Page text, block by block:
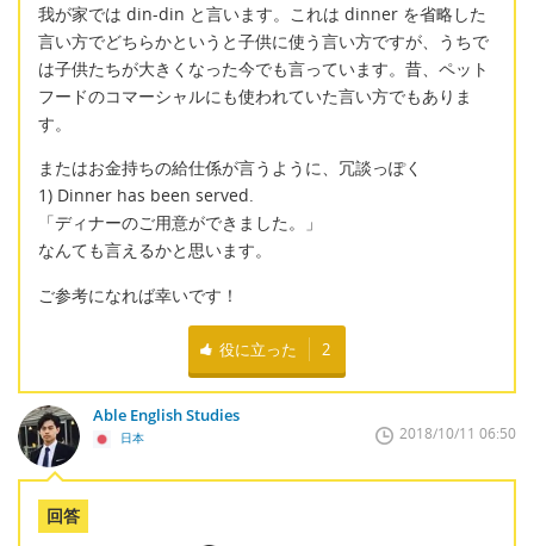
我が家では din-din と言います。これは dinner を省略した
言い方でどちらかというと子供に使う言い方ですが、うちで
は子供たちが大きくなった今でも言っています。昔、ペット
フードのコマーシャルにも使われていた言い方でもありま
す。
またはお金持ちの給仕係が言うように、冗談っぽく
1) Dinner has been served.
「ディナーのご用意ができました。」
なんても言えるかと思います。
ご参考になれば幸いです！
役に立った 2
Able English Studies
日本 2018/10/11 06:50
回答